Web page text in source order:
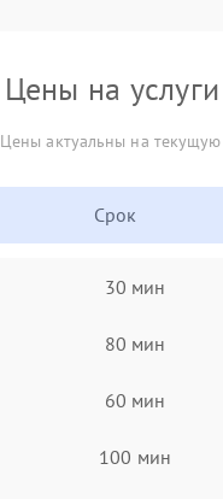
Цены на
Цены актуальны на
Срок
30 мин
80 мин
60 мин
100 мин